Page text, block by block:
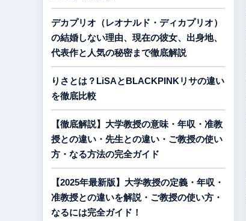
デカプリオ（レオナルド・ディカプリオ）
の結婚しない理由、現在の彼女、出身地、
代表作と人気の秘密まで徹底解説
りさとは？LiSAとBLACKPINKリサの違い
を徹底比較
【徹底解説】大学教授の意味・年収・准教
授との違い・先生との違い・ご教授の使い
方・なる方法の完全ガイド
【2025年最新版】大学教授の定義・年収・
准教授との違いを解説・ご教授の使い方・
なるには完全ガイド！